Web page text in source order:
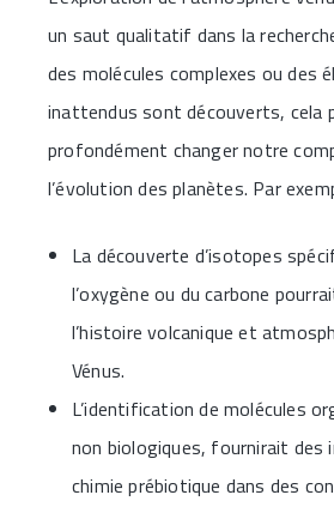
un saut qualitatif dans la
des molécules complexes ou des
inattendus sont découverts, cela
profondément changer notre
l’évolution des planètes. Par
La découverte d’isotopes
l’oxygène ou du carbone
l’histoire volcanique et
Vénus.
L’identification de molécules
non biologiques, fournirait des
chimie prébiotique dans des